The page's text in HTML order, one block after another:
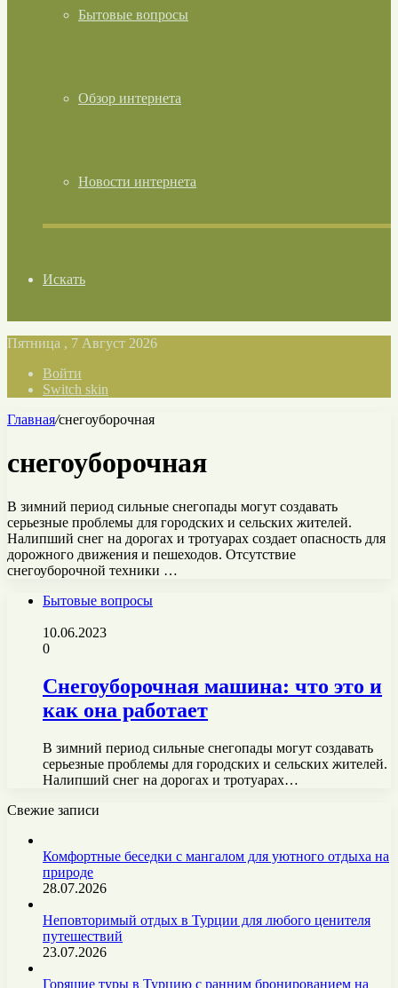
Бытовые вопросы
Обзор интернета
Новости интернета
Искать
Пятница , 7 Август 2026
Войти
Switch skin
Главная/снегоуборочная
снегоуборочная
В зимний период сильные снегопады могут создавать
серьезные проблемы для городских и сельских жителей.
Налипший снег на дорогах и тротуарах создает опасность для
дорожного движения и пешеходов. Отсутствие
снегоуборочной техники …
Бытовые вопросы
10.06.2023
0
Снегоуборочная машина: что это и
как она работает
В зимний период сильные снегопады могут создавать
серьезные проблемы для городских и сельских жителей.
Налипший снег на дорогах и тротуарах…
Свежие записи
Комфортные беседки с мангалом для уютного отдыха на
природе
28.07.2026
Неповторимый отдых в Турции для любого ценителя
путешествий
23.07.2026
Горящие туры в Турцию с ранним бронированием на